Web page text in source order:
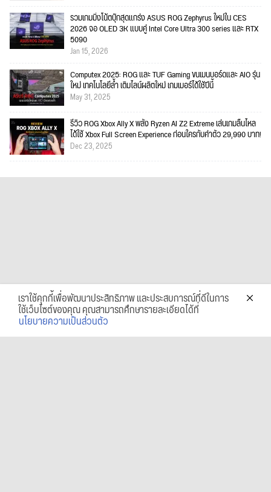
รวมเกมมิ่งโน้ตบุ๊กสุดแกร่ง ASUS ROG Zephyrus ใหม่ใน CES
2026 จอ OLED 3K แบบคู่ Intel Core Ultra 300 series และ RTX
5090
Jan 15, 2026
Computex 2025: ROG และ TUF Gaming ขนเมนบอร์ดและ AIO รุ่น
ใหม่ เทคโนโลยีล้ำ เติมไลน์ผลิตใหม่ เกมเมอร์ได้ใช้ปีนี้
May 31, 2025
รีวิว ROG Xbox Ally X พลัง Ryzen AI Z2 Extreme เล่นเกมลื่นไหล
ได้ใช้ Xbox Full Screen Experience ก่อนใครกับค่าตัว 29,990 บาท!
Dec 23, 2025
เราใช้คุกกี้เพื่อพัฒนาประสิทธิภาพ และประสบการณ์ที่ดีในการ
ใช้เว็บไซต์ของคุณ คุณสามารถศึกษารายละเอียดได้ที่
นโยบายความเป็นส่วนตัว